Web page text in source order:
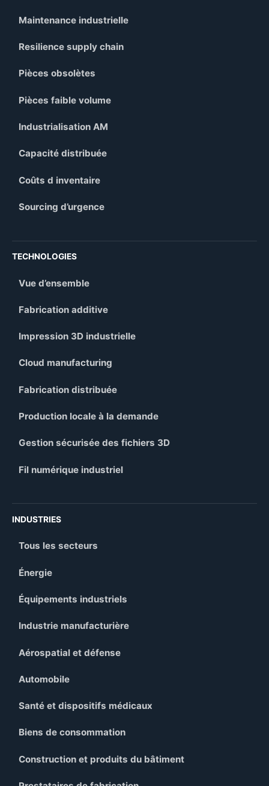
Maintenance industrielle
Resilience supply chain
Pièces obsolètes
Pièces faible volume
Industrialisation AM
Capacité distribuée
Coûts d inventaire
Sourcing d’urgence
TECHNOLOGIES
Vue d’ensemble
Fabrication additive
Impression 3D industrielle
Cloud manufacturing
Fabrication distribuée
Production locale à la demande
Gestion sécurisée des fichiers 3D
Fil numérique industriel
INDUSTRIES
Tous les secteurs
Énergie
Équipements industriels
Industrie manufacturière
Aérospatial et défense
Automobile
Santé et dispositifs médicaux
Biens de consommation
Construction et produits du bâtiment